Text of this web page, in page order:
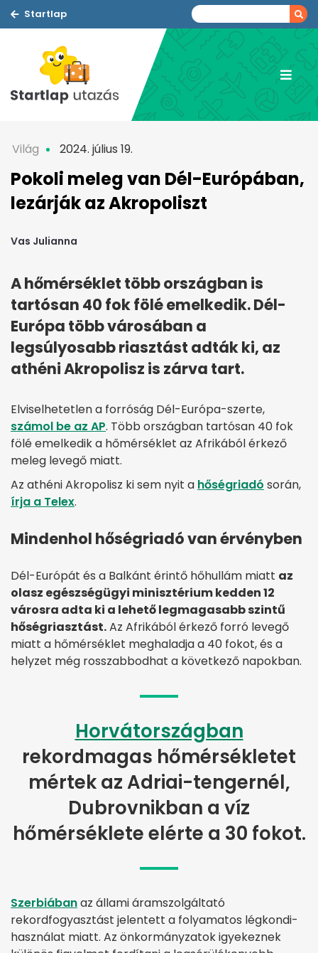
Startlap
Világ 2024. július 19.
Pokoli meleg van Dél-Európában,
lezárják az Akropoliszt
Vas Julianna
A hőmérséklet több országban is
tartósan 40 fok fölé emelkedik. Dél-
Európa több városában a
legsúlyosabb riasztást adták ki, az
athéni Akropolisz is zárva tart.
Elviselhetetlen a forróság Dél-Európa-szerte,
számol be az AP. Több országban tartósan 40 fok
fölé emelkedik a hőmérséklet az Afrikából érkező
meleg levegő miatt.
Az athéni Akropolisz ki sem nyit a hőségriadó során,
írja a Telex.
Mindenhol hőségriadó van érvényben
Dél-Európát és a Balkánt érintő hőhullám miatt az
olasz egészségügyi minisztérium kedden 12
városra adta ki a lehető legmagasabb szintű
hőségriasztást.Az Afrikából érkező forró levegő
miatt a hőmérséklet meghaladja a 40 fokot, és a
helyzet még rosszabbodhat a következő napokban.
Horvátországban
rekordmagas hőmérsékletet
mértek az Adriai-tengernél,
Dubrovnikban a víz
hőmérséklete elérte a 30 fokot.
Szerbiábanaz állami áramszolgáltató
rekordfogyasztást jelentett a folyamatos légkondi-
használat miatt. Az önkormányzatok igyekeznek